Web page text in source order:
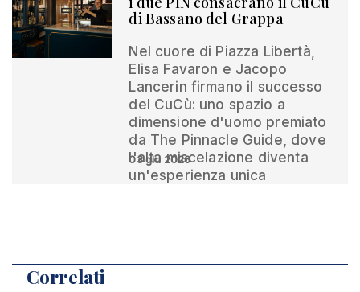
di Bassano del Grappa
Nel cuore di Piazza Libertà,
Elisa Favaron e Jacopo
Lancerin firmano il successo
del CuCù: uno spazio a
dimensione d'uomo premiato
da The Pinnacle Guide, dove
l'alta miscelazione diventa
un'esperienza unica
03 giu 2026
Correlati